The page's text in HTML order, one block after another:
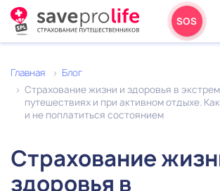
SOS
Главная
Блог
Страхование жизни и здоровья в
путешествиях и при активном отдыхе.
и не поплатиться состоянием
Страхование
здоровья в